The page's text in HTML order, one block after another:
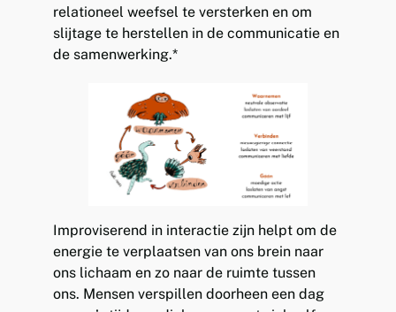
relationeel weefsel te versterken en om
slijtage te herstellen in de communicatie en
de samenwerking.*
Improviserend in interactie zijn helpt om de
energie te verplaatsen van ons brein naar
ons lichaam en zo naar de ruimte tussen
ons. Mensen verspillen doorheen een dag